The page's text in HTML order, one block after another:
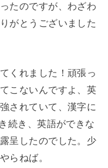
たのですが、わざわ
がとうございました
くれました！頑張っ
こないんですよ、英
されていて、漢字に
続き、英語ができな
呈したのでした。少
らねば。